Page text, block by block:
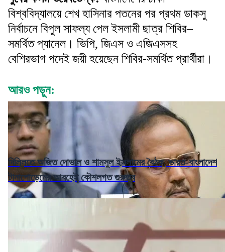
বিশ্ববিদ্যালয়ে শেখ হাসিনার পতনের পর প্রথম ডাকসু
নির্বাচনে বিপুল সাফল্য পেল ইসলামী ছাত্র শিবির–
সমর্থিত প্যানেল। ভিপি, জিএস ও এজিএসসহ
বেশিরভাগ পদেই জয়ী হয়েছেন শিবির-সমর্থিত প্রার্থীরা।
আরও পড়ুন:
দিল্লিতে অজিত দোভাল ও শামসুল ইসলামের বৈঠক, ভারত-বাংলাদেশ
টানাপোড়েনের আবহেই কৌশলগত গুরুত্ব